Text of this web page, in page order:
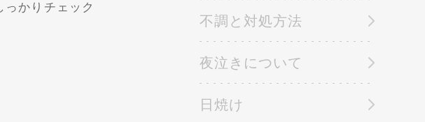
かりチェック
不調と対処方法
夜泣きについて
日焼け